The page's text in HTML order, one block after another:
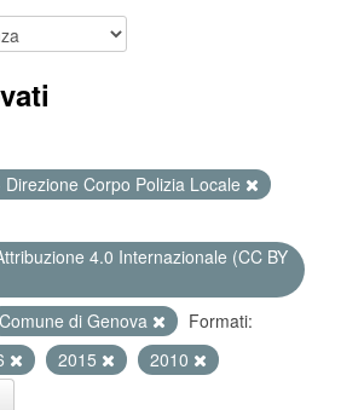
Corpo Polizia Locale
4.0 Internazionale (CC BY
Comune di Genova
Formati:
2015
2010